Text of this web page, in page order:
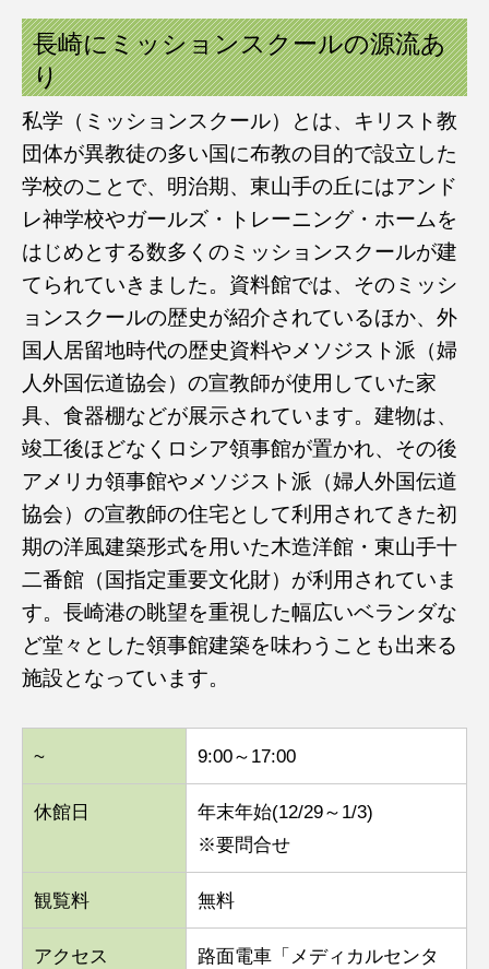
長崎にミッションスクールの源流あ
り
私学（ミッションスクール）とは、キリスト教
団体が異教徒の多い国に布教の目的で設立した
学校のことで、明治期、東山手の丘にはアンド
レ神学校やガールズ・トレーニング・ホームを
はじめとする数多くのミッションスクールが建
てられていきました。資料館では、そのミッシ
ョンスクールの歴史が紹介されているほか、外
国人居留地時代の歴史資料やメソジスト派（婦
人外国伝道協会）の宣教師が使用していた家
具、食器棚などが展示されています。建物は、
竣工後ほどなくロシア領事館が置かれ、その後
アメリカ領事館やメソジスト派（婦人外国伝道
協会）の宣教師の住宅として利用されてきた初
期の洋風建築形式を用いた木造洋館・東山手十
二番館（国指定重要文化財）が利用されていま
す。長崎港の眺望を重視した幅広いベランダな
ど堂々とした領事館建築を味わうことも出来る
施設となっています。
~ 9:00～17:00
休館日
年末年始(12/29～1/3)
※要問合せ
観覧料 無料
アクセス
路面電車「メディカルセンタ